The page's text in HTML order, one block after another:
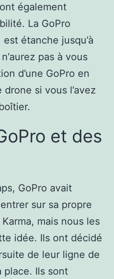
également
La GoPro
étanche jusqu’à
pas à vous
d’une GoPro en
si vous l’avez
et des
GoPro avait
sur sa propre
mais nous les
idée. Ils ont décidé
de leur ligne de
place. Ils sont